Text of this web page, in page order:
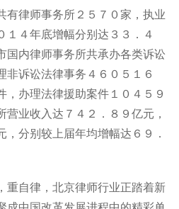
有律师事务所２５７０家，执业
１４年底增幅分别达３３．４
国内律师事务所共承办各类诉讼
非诉讼法律事务４６０５１６
，办理法律援助案件１０４５９
营业收入达７４２．８９亿元，
，分别较上届年均增幅达６９．
重自律，北京律师行业正踏着新